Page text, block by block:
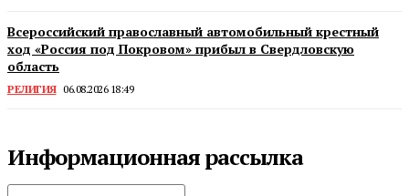
Всероссийский православный автомобильный крестный
ход «Россия под Покровом» прибыл в Свердловскую
область
РЕЛИГИЯ 06.08.2026 18:49
Информационная рассылка